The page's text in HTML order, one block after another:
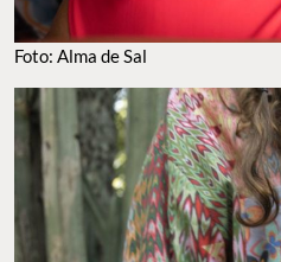
Foto: Alma de Sal